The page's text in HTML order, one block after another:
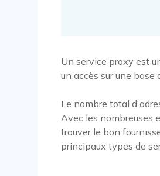
Un service proxy est
un accès sur une
Le nombre total
Avec les nombreuses
trouver le bon
principaux types de